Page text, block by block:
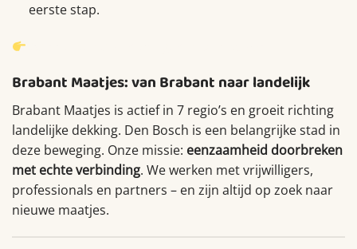
eerste stap.
Brabant Maatjes: van Brabant naar landelijk
Brabant Maatjes is actief in 7 regio’s en groeit richting
landelijke dekking. Den Bosch is een belangrijke stad in
deze beweging. Onze missie: eenzaamheid doorbreken
met echte verbinding. We werken met vrijwilligers,
professionals en partners – en zijn altijd op zoek naar
nieuwe maatjes.